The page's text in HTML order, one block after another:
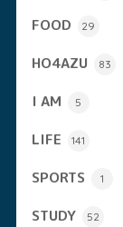
FOOD 29
HO4AZU 83
I AM 5
LIFE 141
SPORTS 1
STUDY 52